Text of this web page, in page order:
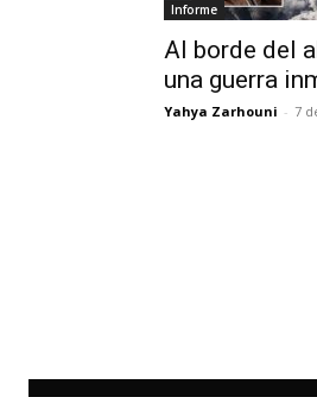
Informe
Al borde del
una guerra
Yahya Zarhouni - 7